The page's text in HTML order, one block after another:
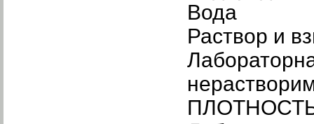
Вода
Раствор и